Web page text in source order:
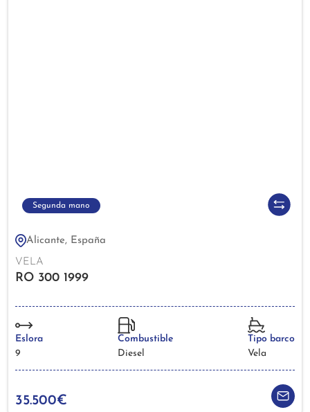
Segunda mano
Alicante, España
VELA
RO 300 1999
Eslora
9
Combustible
Diesel
Tipo barco
Vela
35.500€